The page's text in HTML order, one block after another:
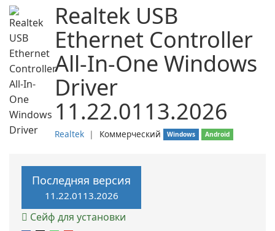
Realtek USB
Ethernet Controller
All-In-One Windows
Driver
11.22.0113.2026
Realtek ❘ Коммерческий Windows Android
Последняя версия
11.22.0113.2026
Сейф для установки